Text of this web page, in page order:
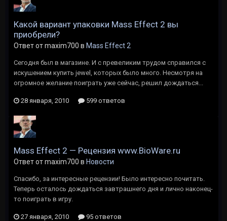
Какой вариант упаковки Mass Effect 2 вы
приобрели?
Ответ от maxim700 в Mass Effect 2
Сегодня был в магазине. И с превеликим трудом справился с
искушением купить jewel, которых было много. Несмотря на
огромное желание поиграть уже сейчас, решил дождаться...
28 января, 2010 599 ответов
Mass Effect 2 — Рецензия www.BioWare.ru
Ответ от maxim700 в Новости
Спасибо, за интересные рецензии! Было интересно почитать.
Теперь осталось дождаться завтрашнего дня и лично наконец-
то поиграть в игру.
27 января, 2010 95 ответов